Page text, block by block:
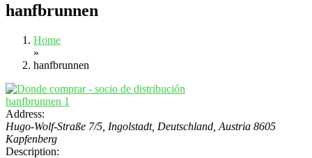
hanfbrunnen
Home
»
hanfbrunnen
Address:
Hugo-Wolf-Straße 7/5, Ingolstadt, Deutschland Austria 8605
Kapfenberg
Description: